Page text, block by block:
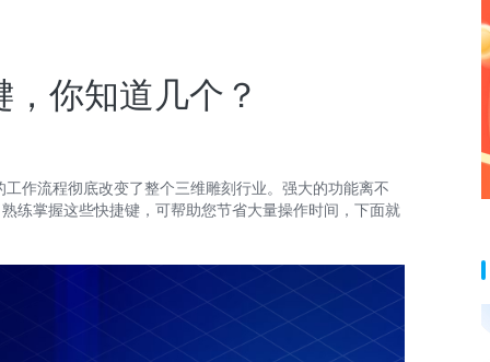
，你知道几个？
作流程彻底改变了整个三维雕刻行业。强大的功能离不
练掌握这些快捷键，可帮助您节省大量操作时间，下面就